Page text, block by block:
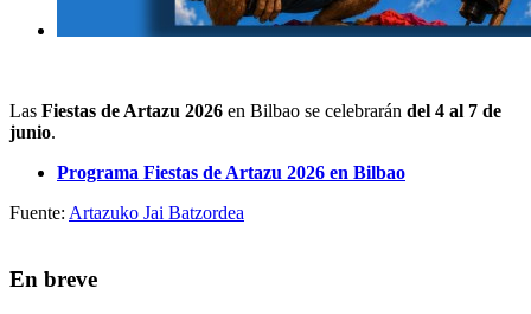
Las Fiestas de Artazu 2026 en Bilbao se celebrarán del 4 al 7 de
junio.
Programa Fiestas de Artazu 2026 en Bilbao
Fuente: Artazuko Jai Batzordea
En breve